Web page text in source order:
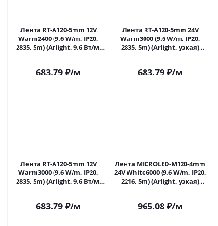
Лента RT-A120-5mm 12V
Warm2400 (9.6 W/m, IP20,
2835, 5m) (Arlight, 9.6 Вт/м,
683.79 ₽/м
Лента RT-A120-5mm 24V
Warm3000 (9.6 W/m, IP20,
2835, 5m) (Arlight, узкая)
683.79 ₽/м
Лента RT-A120-5mm 12V
Warm3000 (9.6 W/m, IP20,
2835, 5m) (Arlight, 9.6 Вт/м,
683.79 ₽/м
Лента MICROLED-M120-4mm
24V White6000 (9.6 W/m, IP20,
2216, 5m) (Arlight, узкая)
965.08 ₽/м